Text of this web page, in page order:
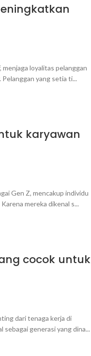
loyalitas pelanggan
yang setia ti...
karyawan
Gen Z, mencakup individu
mereka dikenal s...
cocok untuk
dari tenaga kerja di
sebagai generasi yang dina...